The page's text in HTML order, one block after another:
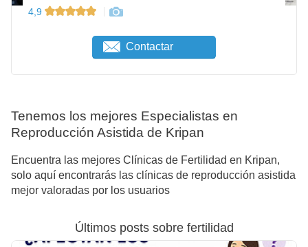
4,9
Contactar
Tenemos los mejores Especialistas en
Reproducción Asistida de Kripan
Encuentra las mejores Clínicas de Fertilidad en Kripan,
solo aquí encontrarás las clínicas de reproducción asistida
mejor valoradas por los usuarios
Últimos posts sobre fertilidad